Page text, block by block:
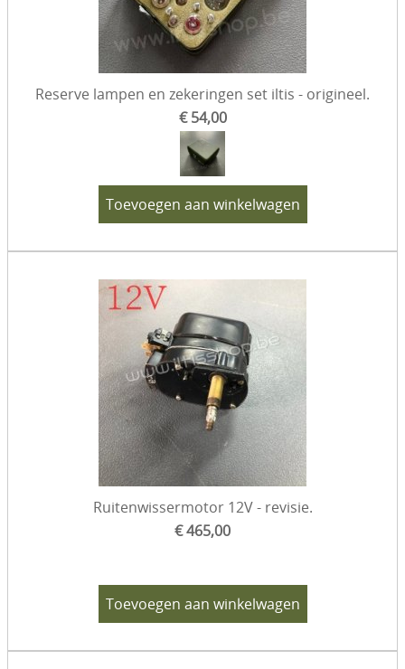
Reserve lampen en zekeringen set iltis - origineel.
€ 54,00
Toevoegen aan winkelwagen
Ruitenwissermotor 12V - revisie.
€ 465,00
Toevoegen aan winkelwagen